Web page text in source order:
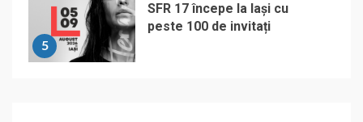
5
SFR 17 începe la Iași cu
peste 100 de invitați